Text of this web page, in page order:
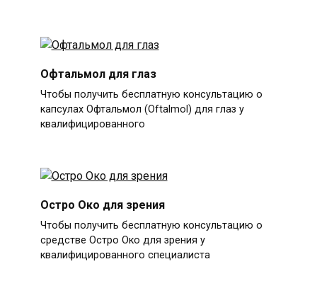
Офтальмол для глаз
Чтобы получить бесплатную консультацию о
капсулах Офтальмол (Oftalmol) для глаз у
квалифицированного
Остро Око для зрения
Чтобы получить бесплатную консультацию о
средстве Остро Око для зрения у
квалифицированного специалиста